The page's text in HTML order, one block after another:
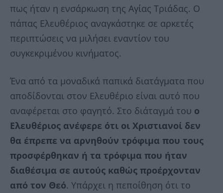
πως ήταν η ενσάρκωση της Αγίας Τριάδας. Ο
πάπας Ελευθέριος αναγκάστηκε σε αρκετές
περιπτώσεις να μιλήσει εναντίον του
συγκεκριμένου κινήματος.
Ένα από τα μοναδικά παπικά διατάγματα που
αποδίδονται στον Ελευθέριο είναι αυτό που
αναφέρεται στο φαγητό. Στο διάταγμά του ο
Ελευθέριος ανέφερε ότι οι Χριστιανοί δεν
θα έπρεπε να αρνηθούν τρόφιμα που τους
προσφέρθηκαν ή τα τρόφιμα που ήταν
διαθέσιμα σε αυτούς καθώς προέρχονταν
από τον Θεό. Υπάρχει η πεποίθηση ότι το